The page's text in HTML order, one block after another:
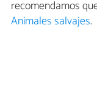
recomendamos
Animales salvajes.